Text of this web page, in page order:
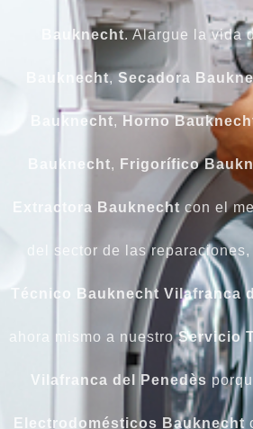
Bauknecht. Alargue la vida
Bauknecht,Secadora
Bauknecht, Horno
Bauknecht, Frigorífico
Extractora Bauknechtcon el
del sector de las
Técnico Bauknecht Vilafranca
ahora mismo a nuestroServicio
Vilafranca del Penedès
Electrodomésticos Bauknecht